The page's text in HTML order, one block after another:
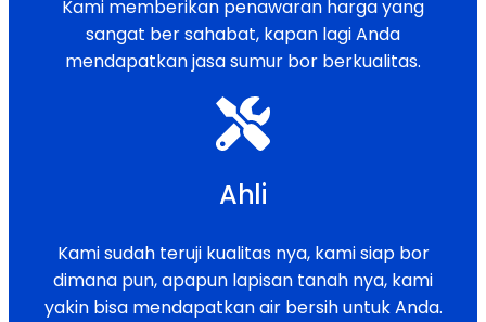
Kami memberikan penawaran harga yang
sangat ber sahabat, kapan lagi Anda
mendapatkan jasa sumur bor berkualitas.
Ahli
Kami sudah teruji kualitas nya, kami siap bor
dimana pun, apapun lapisan tanah nya, kami
yakin bisa mendapatkan air bersih untuk Anda.